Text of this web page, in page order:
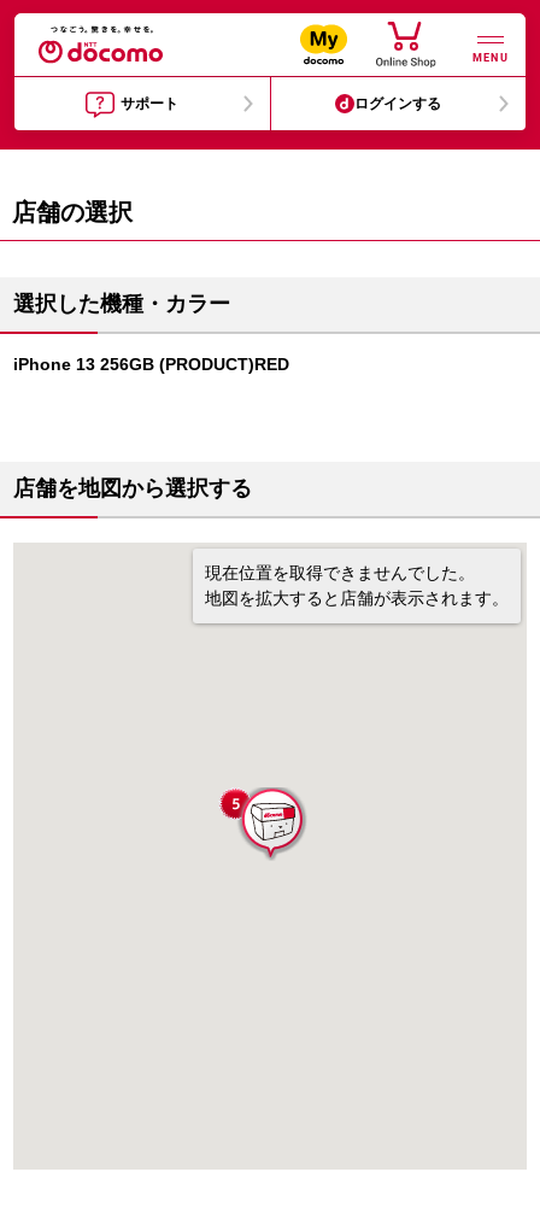
MENU
サポート ログインする
店舗の選択
選択した機種・カラー
iPhone 13 256GB (PRODUCT)RED
店舗を地図から選択する
現在位置を取得できませんでした。
地図を拡大すると店舗が表示されます。